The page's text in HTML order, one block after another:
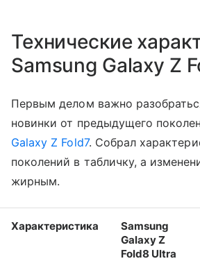
Технические
Samsung Galaxy Z
Первым делом важно
новинки от предыдущего
Galaxy Z Fold7. Собрал
поколений в табличку, а
жирным.
Характеристика
Samsung
Galaxy Z
Fold8 Ultra